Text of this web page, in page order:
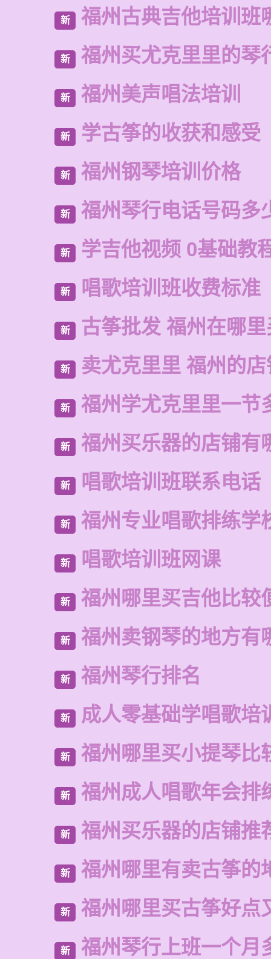
新 福州古典吉他培训班
新 福州买尤克里里的琴
新 福州美声唱法培训
新 学古筝的收获和感受
新 福州钢琴培训价格
新 福州琴行电话号码多
新 学吉他视频 0基础教
新 唱歌培训班收费标准
新 古筝批发 福州在哪
新 卖尤克里里 福州的店
新 福州学尤克里里一节
新 福州买乐器的店铺有
新 唱歌培训班联系电话
新 福州专业唱歌排练学
新 唱歌培训班网课
新 福州哪里买吉他比较
新 福州卖钢琴的地方有
新 福州琴行排名
新 成人零基础学唱歌培
新 福州哪里买小提琴比
新 福州成人唱歌年会排
新 福州买乐器的店铺推
新 福州哪里有卖古筝的
新 福州哪里买古筝好点
新 福州琴行上班一个月